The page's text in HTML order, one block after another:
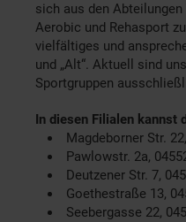
sich aus den Abteilungen
Aerobic und Rehasport
vielfältiges und
und „Alt“. Aktuell sind
Sportgruppen
In diesen Filialen kannst
Magdeborner Str.
Pawlowstr. 2a,
Deutzener Str. 7,
Goethestraße 13,
Seebergasse 22,